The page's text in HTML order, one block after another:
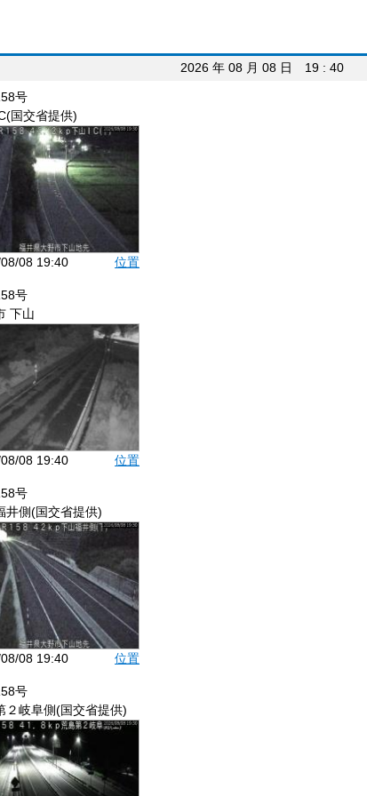
2026 年 08 月 08 日 19 : 40
号
国交省提供)
08 19:40 位置
号
下山
08 19:40 位置
号
井側(国交省提供)
08 19:40 位置
号
２岐阜側(国交省提供)